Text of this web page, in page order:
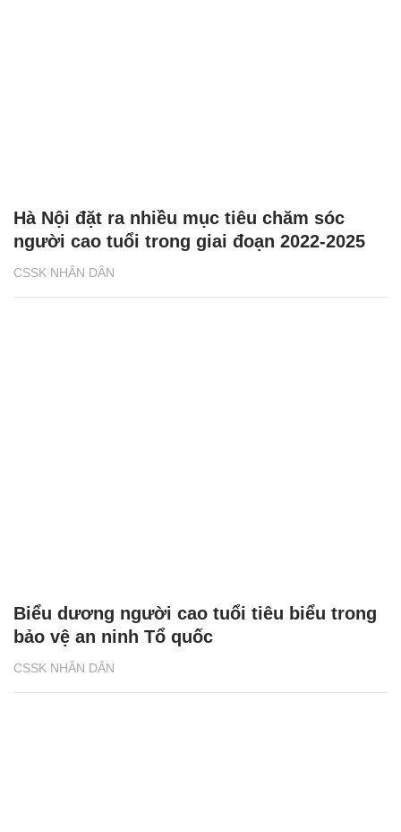
CSSK NHÂN DÂN
Hà Nội đặt ra nhiều mục tiêu chăm sóc
người cao tuổi trong giai đoạn 2022-2025
CSSK NHÂN DÂN
Biểu dương người cao tuổi tiêu biểu trong
bảo vệ an ninh Tổ quốc